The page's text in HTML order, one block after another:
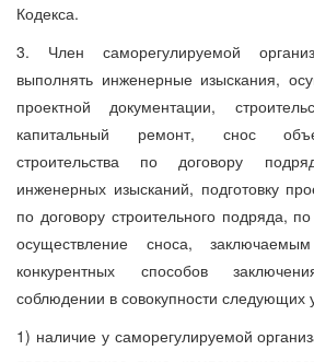
Кодекса.
3. Член саморегулируемой
выполнять инженерные изыскания,
проектной документации,
капитальный ремонт, снос
строительства по договору
инженерных изысканий, подготовку
по договору строительного подряда,
осуществление сноса,
конкурентных способов
соблюдении в совокупности следующих
1) наличие у саморегулируемой